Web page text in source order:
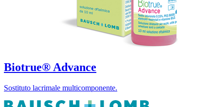
Biotrue® Advance
Sostituto lacrimale multicomponente.